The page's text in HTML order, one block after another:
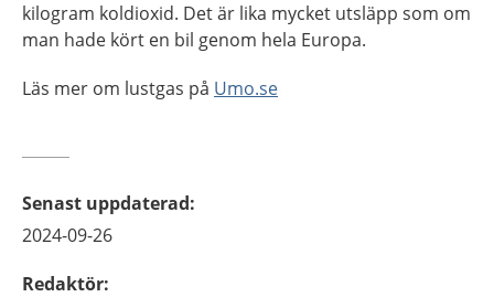
kilogram koldioxid. Det är lika mycket utsläpp som om
man hade kört en bil genom hela Europa.
Läs mer om lustgas på Umo.se
Senast uppdaterad:
2024-09-26
Redaktör: